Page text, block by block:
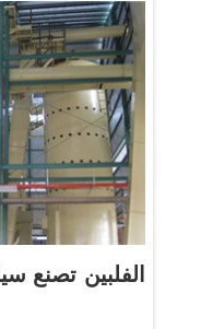
الفلبين تصنع